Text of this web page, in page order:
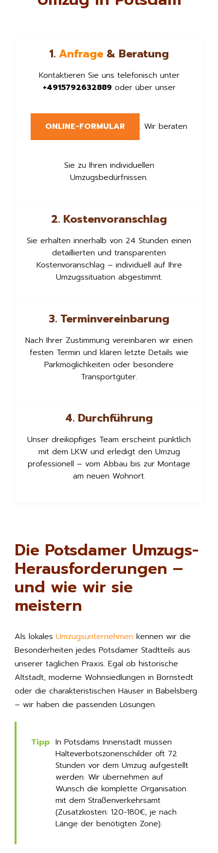
1. Anfrage & Beratung
Kontaktieren Sie uns telefonisch unter
+4915792632889 oder über unser
ONLINE-FORMULAR . Wir beraten
Sie zu Ihren individuellen
Umzugsbedürfnissen.
2. Kostenvoranschlag
Sie erhalten innerhalb von 24 Stunden einen
detaillierten und transparenten
Kostenvoranschlag – individuell auf Ihre
Umzugssituation abgestimmt.
3. Terminvereinbarung
Nach Ihrer Zustimmung vereinbaren wir einen
festen Termin und klären letzte Details wie
Parkmöglichkeiten oder besondere
Transportgüter.
4. Durchführung
Unser dreiköpfiges Team erscheint pünktlich
mit dem LKW und erledigt den Umzug
professionell – vom Abbau bis zur Montage
am neuen Wohnort.
Die Potsdamer Umzugs-
Herausforderungen –
und wie wir sie
meistern
Als lokales Umzugsunternehmen kennen wir die
Besonderheiten jedes Potsdamer Stadtteils aus
unserer täglichen Praxis. Egal ob historische
Altstadt, moderne Wohnsiedlungen in Bornstedt
oder die charakteristischen Häuser in Babelsberg
– wir haben die passenden Lösungen.
In Potsdams Innenstadt müssen
Halteverbotszonenschilder oft 72
Stunden vor dem Umzug aufgestellt
werden. Wir übernehmen auf
Wunsch die komplette Organisation
mit dem Straßenverkehrsamt
(Zusatzkosten: 120-180€, je nach
Länge der benötigten Zone).